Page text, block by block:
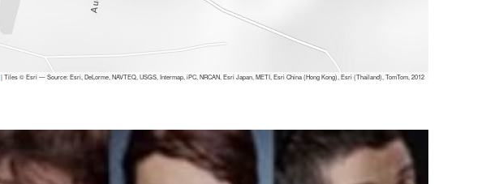
| Tiles © Esri — Source: Esri, DeLorme, NAVTEQ, USGS, Intermap, iPC, NRCAN, Esri Japan, METI, Esri China (Hong Kong), Esri (Thailand), TomTom, 2012